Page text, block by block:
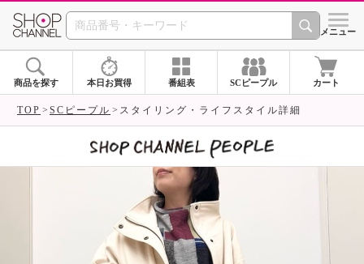
SHOP CHANNEL シメニュー
商品を探す 本日お買得 番組表 SCピープル カート
TOP SCピープル スタイリング・ライフスタイル詳細